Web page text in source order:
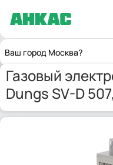
Ваш город Москва?
Главнаядля горелок
Газовый
Dungs SV-D